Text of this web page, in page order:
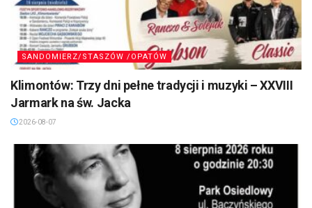
SANDOMIERZ/STASZÓW /OPATÓW
Klimontów: Trzy dni pełne tradycji i muzyki – XXVIII
Jarmark na św. Jacka
2026-08-07